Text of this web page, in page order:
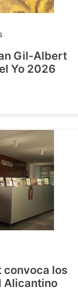
Gil-Albert
Yo 2026
convoca los
Alicantino